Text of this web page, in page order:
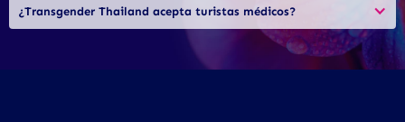
¿Transgender Thailand acepta turistas médicos?